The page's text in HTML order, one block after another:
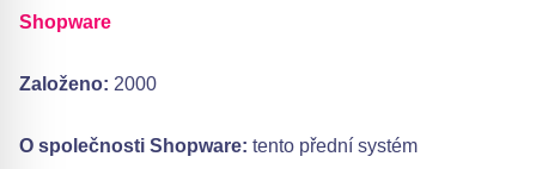
Shopware
Založeno: 2000
O společnosti Shopware: tento přední systém